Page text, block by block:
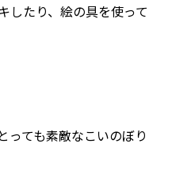
したり、絵の具を使って
っても素敵なこいのぼり